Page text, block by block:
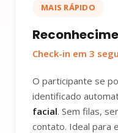
MAIS RÁPIDO
Check-in em 3
O participante se
identificado
facial. Sem filas,
contato. Ideal para